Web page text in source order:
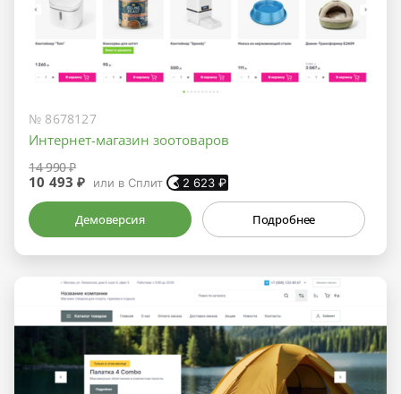
№ 8678127
Интернет-магазин зоотоваров
14 990 ₽
10 493 ₽ или в Сплит 2 623₽
Демоверсия Подробнее